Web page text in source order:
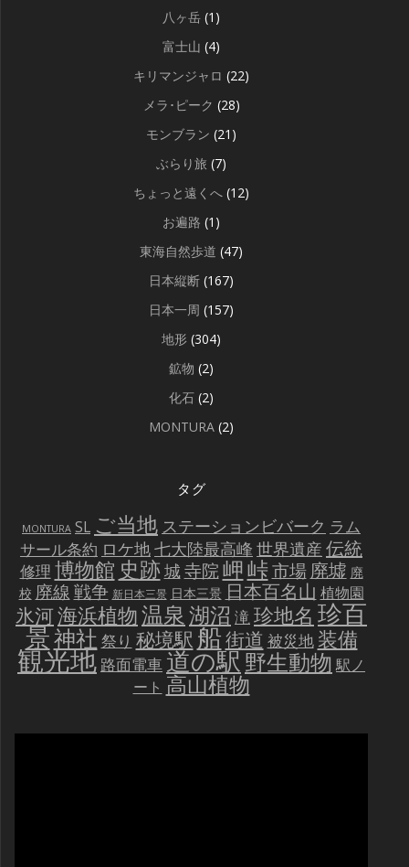
八ヶ岳 (1)
富士山 (4)
キリマンジャロ (22)
メラ･ピーク (28)
モンブラン (21)
ぶらり旅 (7)
ちょっと遠くへ (12)
お遍路 (1)
東海自然歩道 (47)
日本縦断 (167)
日本一周 (157)
地形 (304)
鉱物 (2)
化石 (2)
MONTURA (2)
タグ
MONTURA SL ご当地 ステーションビバーク ラム
サール条約 ロケ地七大陸最高峰 世界遺産 伝統
修理 博物館 史跡城寺院岬峠市場 廃墟 廃
校 廃線戦争 新日本三景 日本三景 日本百名山 植物園
氷河海浜植物温泉湖沼 滝珍地名 珍百
景神社 祭り 秘境駅船街道 被災地 装備
観光地 路面電車道の駅野生動物 駅ノ
ート 高山植物